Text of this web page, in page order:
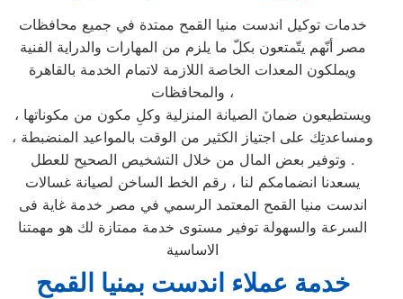
خدمات توكيل اندست منيا القمح ممتدة في جميع محافظات
مصر أنّهم يتّمتعون بكلّ ما يلزم من المهارات والدراية الفنية
ويملكون المعدات الخاصة اللازمة لاتمام الخدمة بالقاهرة
والمحافظات ،
ويستطيعون ضمانَ الصيانة المنزلية وكلِ مكون من مكوناتها ،
ومساعدتِك على اجتياز الكثير من الوقت بالمواعيد المنضبطة ،
وتوفير بعض المال من خلال التشخيص الصحيح للعطل .
يسعدنا انضمامكم لنا ، رقم الخط الساخن لصيانة غسالات
اندست منيا القمح المعتمد الرسمي في مصر خدمة غاية فى
السرعة والسهولة توفير مستوى خدمة ممتازة لك هو مهمتنا
الاساسية
خدمة عملاء اندست بمنيا القمح